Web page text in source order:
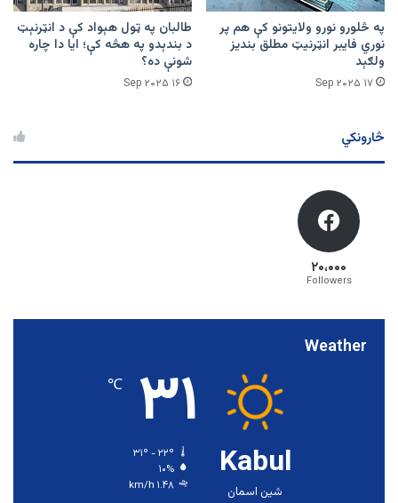
په څلورو نورو ولایتونو کې هم پر
نوري فایبر انټرنیټ مطلق بندیز
ولګېد
۱۷ Sep ۲۰۲۵
طالبان په ټول هېواد کې د انټرنېټ
د بندېدو په هڅه کې؛ ایا دا چاره
شونې ده؟
۱۶ Sep ۲۰۲۵
څارونکي
۲۰،۰۰۰
Followers
Weather
Kabul
شین اسمان
۳۱ ℃
۱۰%
۱.۴۸ km/h